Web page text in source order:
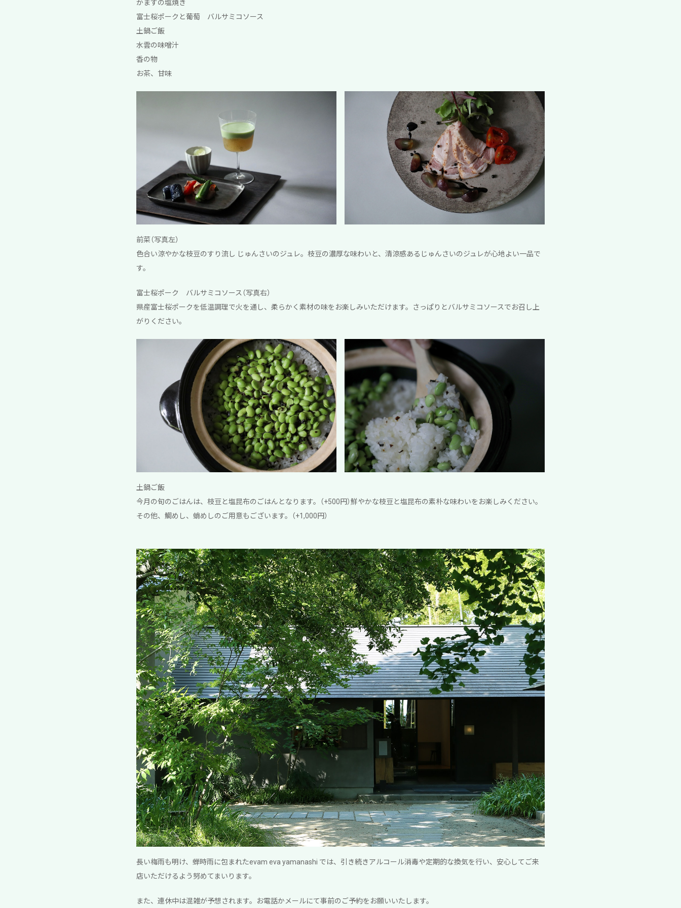
かますの塩焼き
富士桜ポークと葡萄 バルサミコソース
土鍋ご飯
水雲の味噌汁
香の物
お茶、甘味
前菜（写真左）
色合い涼やかな枝豆のすり流し じゅんさいのジュレ。枝豆の濃厚な味わいと、清涼感あるじゅんさいのジュレが心地よい一品で
す。
富士桜ポーク バルサミコソース（写真右）
県産富士桜ポークを低温調理で火を通し、柔らかく素材の味をお楽しみいただけます。さっぱりとバルサミコソースでお召し上
がりください。
土鍋ご飯
今月の旬のごはんは、枝豆と塩昆布のごはんとなります。（+500円）鮮やかな枝豆と塩昆布の素朴な味わいをお楽しみください。
その他、鯛めし、蛸めしのご用意もございます。（+1,000円）
長い梅雨も明け、蝉時雨に包まれたevam eva yamanashi では、引き続きアルコール消毒や定期的な換気を行い、安心してご来
店いただけるよう努めてまいります。
また、連休中は混雑が予想されます。お電話かメールにて事前のご予約をお願いいたします。